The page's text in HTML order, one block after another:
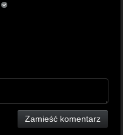
Zamieść komentarz